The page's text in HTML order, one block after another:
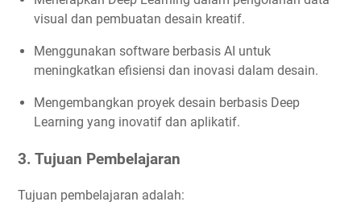
visual dan pembuatan desain kreatif.
Menggunakan software berbasis AI untuk
meningkatkan efisiensi dan inovasi dalam desain.
Mengembangkan proyek desain berbasis Deep
Learning yang inovatif dan aplikatif.
3. Tujuan Pembelajaran
Tujuan pembelajaran adalah: